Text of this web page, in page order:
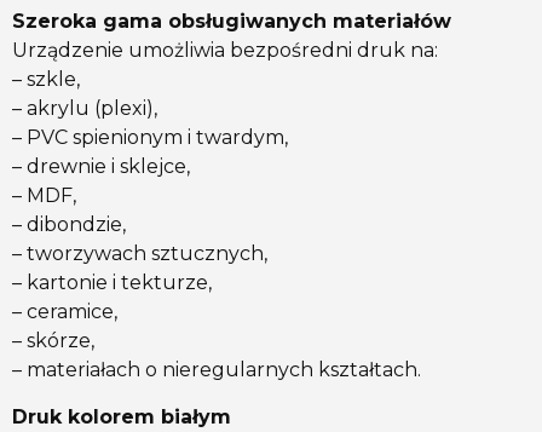
Szeroka gama obsługiwanych materiałów
Urządzenie umożliwia bezpośredni druk na:
– szkle,
– akrylu (plexi),
– PVC spienionym i twardym,
– drewnie i sklejce,
– MDF,
– dibondzie,
– tworzywach sztucznych,
– kartonie i tekturze,
– ceramice,
– skórze,
– materiałach o nieregularnych kształtach.
Druk kolorem białym